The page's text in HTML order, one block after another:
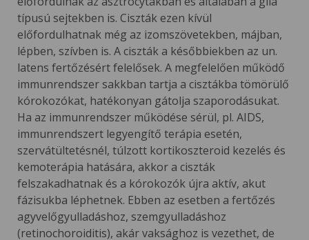
típusú sejtekben is. Ciszták ezen kívül
előfordulhatnak még az izomszövetekben, májban,
lépben, szívben is. A ciszták a későbbiekben az un.
latens fertőzésért felelősek. A megfelelően működő
immunrendszer sakkban tartja a cisztákba tömörülő
kórokozókat, hatékonyan gátolja szaporodásukat.
Ha az immunrendszer működése sérül, pl. AIDS,
immunrendszert legyengítő terápia esetén,
szervátültetésnél, túlzott kortikoszteroid kezelés és
kemoterápia hatására, akkor a ciszták
felszakadhatnak és a kórokozók újra aktív, akut
fázisukba léphetnek. Ebben az esetben a fertőzés
agyvelőgyulladáshoz, szemgyulladáshoz
(retinochoroiditis), akár vaksághoz is vezethet, de